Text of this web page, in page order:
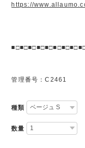
https://
管理番号：C2461
種類
数量